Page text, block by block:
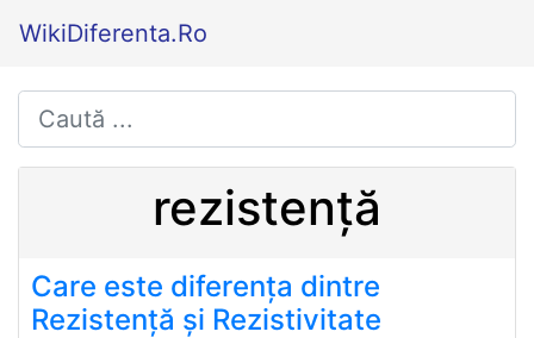
WikiDiferenta.Ro
rezistență
Care este diferența dintre
Rezistență și Rezistivitate